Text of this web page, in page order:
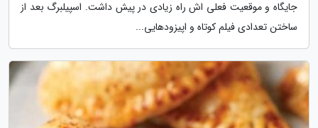
جایگاه و موقعیت فعلی اش راه زیادی در پیش داشت. اسپیلبرگ بعد از
ساختن تعدادی فیلم کوتاه و اپیزودهایی...